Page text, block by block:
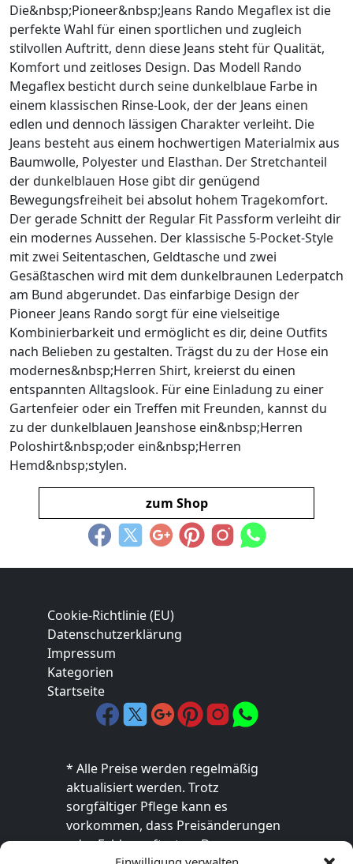
Die&nbsp;Pioneer&nbsp;Jeans Rando Megaflex ist die
perfekte Wahl für einen sportlichen und zugleich
stilvollen Auftritt, denn diese Jeans steht für Qualität,
Komfort und zeitloses Design. Das Modell Rando
Megaflex besticht durch seine dunkelblaue Farbe in
einem klassischen Rinse-Look, der der Jeans einen
edlen und dennoch lässigen Charakter verleiht. Die
Jeans besteht aus einem hochwertigen Materialmix aus
Baumwolle, Polyester und Elasthan. Der Stretchanteil
der dunkelblauen Hose gibt dir genügend
Bewegungsfreiheit bei absolut hohem Tragekomfort.
Der gerade Schnitt der Regular Fit Passform verleiht dir
ein modernes Aussehen. Der klassische 5-Pocket-Style
mit zwei Seitentaschen, Geldtasche und zwei
Gesäßtaschen wird mit dem dunkelbraunen Lederpatch
am Bund abgerundet. Das einfarbige Design der
Pioneer Jeans Rando sorgt für eine vielseitige
Kombinierbarkeit und ermöglicht es dir, deine Outfits
nach Belieben zu gestalten. Trägst du zu der Hose ein
modernes&nbsp;Herren Shirt, kreierst du einen
entspannten Alltagslook. Für eine Einladung zu einer
Gartenfeier oder ein Treffen mit Freunden, kannst du
zu der dunkelblauen Jeanshose ein&nbsp;Herren
Poloshirt&nbsp;oder ein&nbsp;Herren
Hemd&nbsp;stylen.
zum Shop
Cookie-Richtlinie (EU)
Datenschutzerklärung
Impressum
Kategorien
Startseite
* Alle Preise werden regelmäßig
aktualisiert werden. Trotz
sorgfältiger Pflege kann es
vorkommen, dass Preisänderungen
oder Fehler auftreten. Der